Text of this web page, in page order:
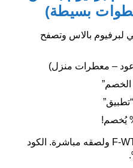
لبرفيوم بالاس وتصفح
– معطرات منزل)
F- ولصقه مباشرة. الكود